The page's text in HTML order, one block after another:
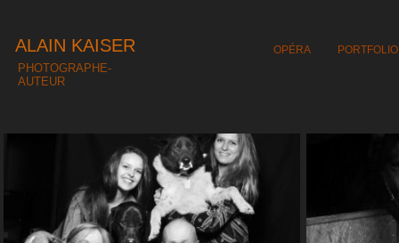
ALAIN KAISER
PHOTOGRAPHE-
AUTEUR
PORTFOLIO
OPÉRA